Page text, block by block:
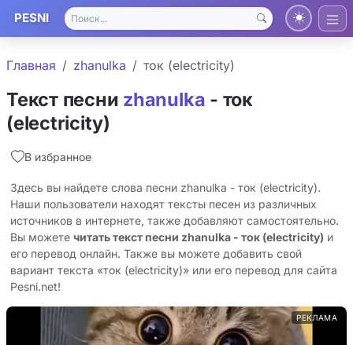
PESNI
Главная zhanulka ток (electricity)
Текст песни zhanulka - ток
(electricity)
В избранное
Здесь вы найдете слова песни zhanulka - ток (electricity).
Наши пользователи находят тексты песен из различных
источников в интернете, также добавляют самостоятельно.
Вы можете читать текст песни zhanulka - ток (electricity) и
его перевод онлайн. Также вы можете добавить свой
вариант текста «ток (electricity)» или его перевод для сайта
Pesni.net!
РЕКЛАМА